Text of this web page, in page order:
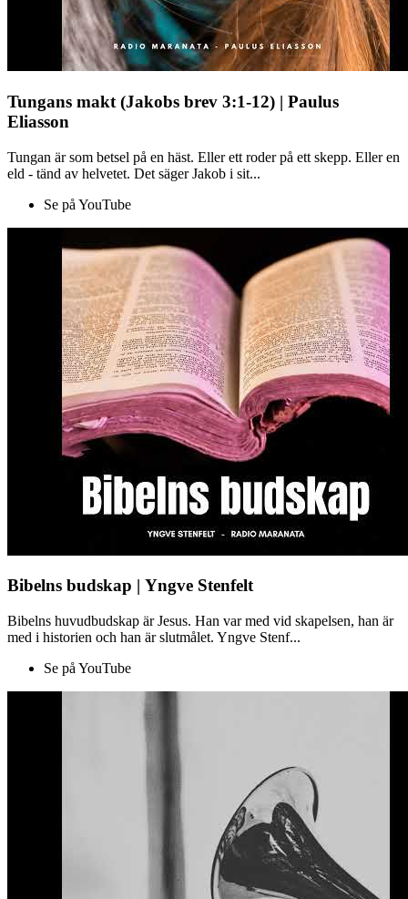
Tungans makt (Jakobs brev 3:1-12) | Paulus
Eliasson
Tungan är som betsel på en häst. Eller ett roder på ett skepp. Eller en
eld - tänd av helvetet. Det säger Jakob i sit...
Se på YouTube
Bibelns budskap | Yngve Stenfelt
Bibelns huvudbudskap är Jesus. Han var med vid skapelsen, han är
med i historien och han är slutmålet. Yngve Stenf...
Se på YouTube